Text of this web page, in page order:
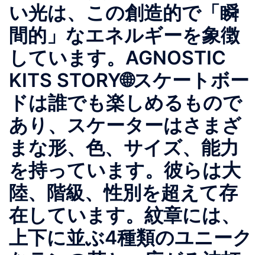
い光は、この創造的で「瞬
間的」なエネルギーを象徴
しています。AGNOSTIC
KITS STORY🌐スケートボー
ドは誰でも楽しめるもので
あり、スケーターはさまざ
まな形、色、サイズ、能力
を持っています。彼らは大
陸、階級、性別を超えて存
在しています。紋章には、
上下に並ぶ4種類のユニーク